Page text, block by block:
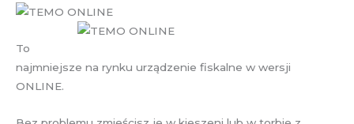
To
najmniejsze na rynku urządzenie fiskalne w wersji
ONLINE.